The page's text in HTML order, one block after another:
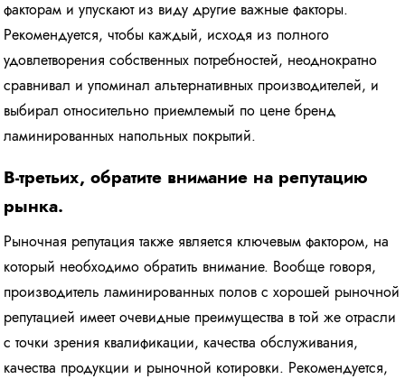
факторам и упускают из виду другие важные факторы.
Рекомендуется, чтобы каждый, исходя из полного
удовлетворения собственных потребностей, неоднократно
сравнивал и упоминал альтернативных производителей, и
выбирал относительно приемлемый по цене бренд
ламинированных напольных покрытий.
В-третьих, обратите внимание на репутацию
рынка.
Рыночная репутация также является ключевым фактором, на
который необходимо обратить внимание. Вообще говоря,
производитель ламинированных полов с хорошей рыночной
репутацией имеет очевидные преимущества в той же отрасли
с точки зрения квалификации, качества обслуживания,
качества продукции и рыночной котировки. Рекомендуется,